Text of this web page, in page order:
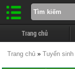
Trang chủ
Trang chủ » Tuyển sinh